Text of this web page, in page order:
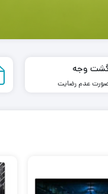
وجه
عدم رضایت